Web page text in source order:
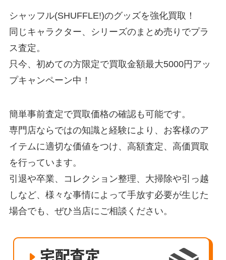
シャッフル(SHUFFLE!)のグッズを強化買取！
同じキャラクター、シリーズのまとめ売りでプラ
ス査定。
只今、初めての方限定で買取金額最大5000円アッ
プキャンペーン中！
簡単事前査定で買取価格の確認も可能です。
専門店ならではの知識と経験により、お客様のア
イテムに適切な価値をつけ、高額査定、高価買取
を行っています。
引退や卒業、コレクション整理、大掃除や引っ越
しなど、様々な事情によって手放す必要が生じた
場合でも、ぜひ当店にご相談ください。